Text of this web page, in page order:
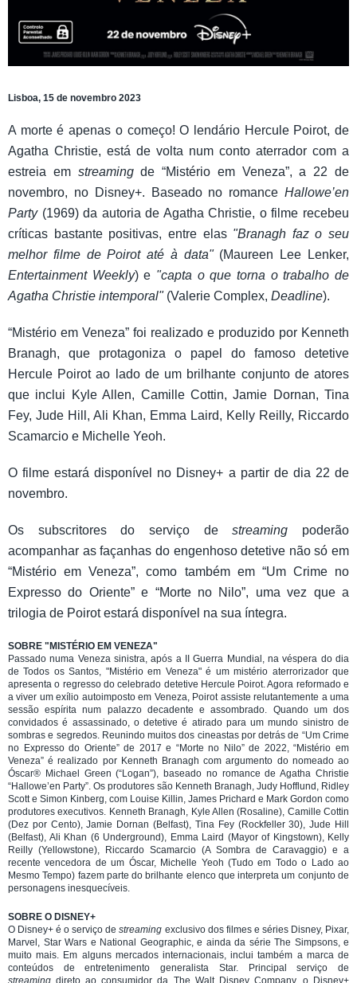
Lisboa, 15 de novembro 2023
A morte é apenas o começo! O lendário Hercule Poirot, de
Agatha Christie, está de volta num conto aterrador com a
estreia em streamingde “Mistério em Veneza”, a 22 de
novembro, no Disney+. Baseado no romance Hallowe’en
Party(1969) da autoria de Agatha Christie, o filme recebeu
críticas bastante positivas, entre elas "Branagh faz o seu
melhor filme de Poirot até à data"(Maureen Lee Lenker,
Entertainment Weekly) e "capta o que torna o trabalho de
Agatha Christie intemporal"(Valerie Complex, Deadline).
“Mistério em Veneza” foi realizado e produzido por Kenneth
Branagh, que protagoniza o papel do famoso detetive
Hercule Poirot ao lado de um brilhante conjunto de atores
que inclui Kyle Allen, Camille Cottin, Jamie Dornan, Tina
Fey, Jude Hill, Ali Khan, Emma Laird, Kelly Reilly, Riccardo
Scamarcio e Michelle Yeoh.
O filme estará disponível no Disney+ a partir de dia 22 de
novembro.
Os subscritores do serviço destreaming poderão
acompanhar as façanhas do engenhoso detetive não só em
“Mistério em Veneza”, como também em “Um Crime no
Expresso do Oriente” e “Morte no Nilo”, uma vez que a
trilogia de Poirot estará disponível na sua íntegra.
SOBRE "MISTÉRIO EM VENEZA"
Passado numa Veneza sinistra, após a II Guerra Mundial, na véspera do dia
de Todos os Santos, "Mistério em Veneza" é um mistério aterrorizador que
apresenta o regresso do celebrado detetive Hercule Poirot. Agora reformado e
a viver um exílio autoimposto em Veneza, Poirot assiste relutantemente a uma
sessão espírita num palazzo decadente e assombrado. Quando um dos
convidados é assassinado, o detetive é atirado para um mundo sinistro de
sombras e segredos. Reunindo muitos dos cineastas por detrás de “Um Crime
no Expresso do Oriente” de 2017 e “Morte no Nilo” de 2022, “Mistério em
Veneza” é realizado por Kenneth Branagh com argumento do nomeado ao
Óscar® Michael Green (“Logan”), baseado no romance de Agatha Christie
“Hallowe’en Party”. Os produtores são Kenneth Branagh, Judy Hofflund, Ridley
Scott e Simon Kinberg, com Louise Killin, James Prichard e Mark Gordon como
produtores executivos. Kenneth Branagh, Kyle Allen (Rosaline), Camille Cottin
(Dez por Cento), Jamie Dornan (Belfast), Tina Fey (Rockfeller 30), Jude Hill
(Belfast), Ali Khan (6 Underground), Emma Laird (Mayor of Kingstown), Kelly
Reilly (Yellowstone), Riccardo Scamarcio (A Sombra de Caravaggio) e a
recente vencedora de um Óscar, Michelle Yeoh (Tudo em Todo o Lado ao
Mesmo Tempo) fazem parte do brilhante elenco que interpreta um conjunto de
personagens inesquecíveis.
SOBRE O DISNEY+
O Disney+ é o serviço destreaming exclusivo dos filmes e séries Disney, Pixar,
Marvel, Star Wars e National Geographic, e ainda da série The Simpsons, e
muito mais. Em alguns mercados internacionais, inclui também a marca de
conteúdos de entretenimento generalista Star. Principal serviço de